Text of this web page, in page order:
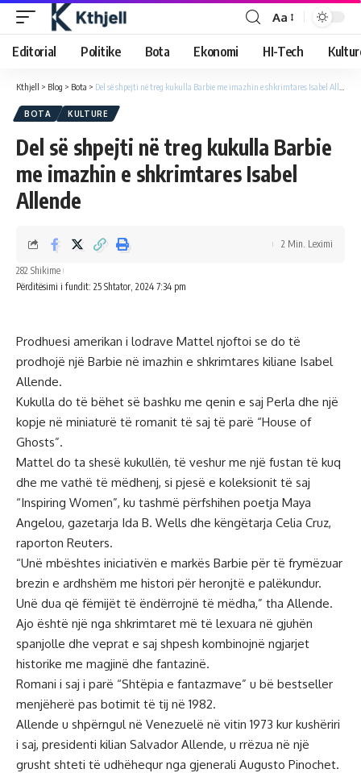
Aa
Editorial Politike Bota Ekonomi HI-Tech
Kthjell > Blog > Bota > Del së shpejti në treg kukulla Barbie me imazhin e shkrimtares Isabel Allende
BOTA KULTURE
Del së shpejti në treg kukulla Barbie
me imazhin e shkrimtares Isabel
Allende
Përditësimi i fundit: 25 Shtator, 2024 7:34 pm
282 Shikime
2 Min. Leximi
Prodhuesi amerikan i lodrave Mattel njoftoi se do të
prodhojë një Barbie në imazhin e shkrimtares kiliane Isabel
Allende.
Kukulla do të bëhet së bashku me qenin e saj Perla dhe një
kopje në miniaturë të romanit të saj të parë “House of
Ghosts”.
Mattel do ta shesë kukullën, të veshur me një fustan të kuq
dhe me vathë të mëdhenj, si pjesë e koleksionit të saj
“Inspiring Women”, ku tashmë përfshihen poetja Maya
Angelou, gazetarja Ida B. Wells dhe këngëtarja Celia Cruz,
raporton Reuters.
“Unë mbështes iniciativën e markës Barbie për të frymëzuar
brezin e ardhshëm me histori për heronjtë e palëkundur.
Unë dua që fëmijët të ëndërrojnë të mëdha,” tha Allende.
Ajo është një nga shkrimtaret më të lexuara në gjuhën
spanjolle dhe veprat e saj shpesh kombinojnë ngjarjet
historike me magjinë dhe fantazinë.
Romani i saj i parë “Shtëpia e fantazmave” u bë bestseller
menjëherë pas botimit të tij në 1982.
Allende u shpërngul në Venezuelë në vitin 1973 kur kushëriri
i saj, presidenti kilian Salvador Allende, u rrëzua në një
grusht shteti të udhëhequr nga gjenerali Augusto Pinochet.